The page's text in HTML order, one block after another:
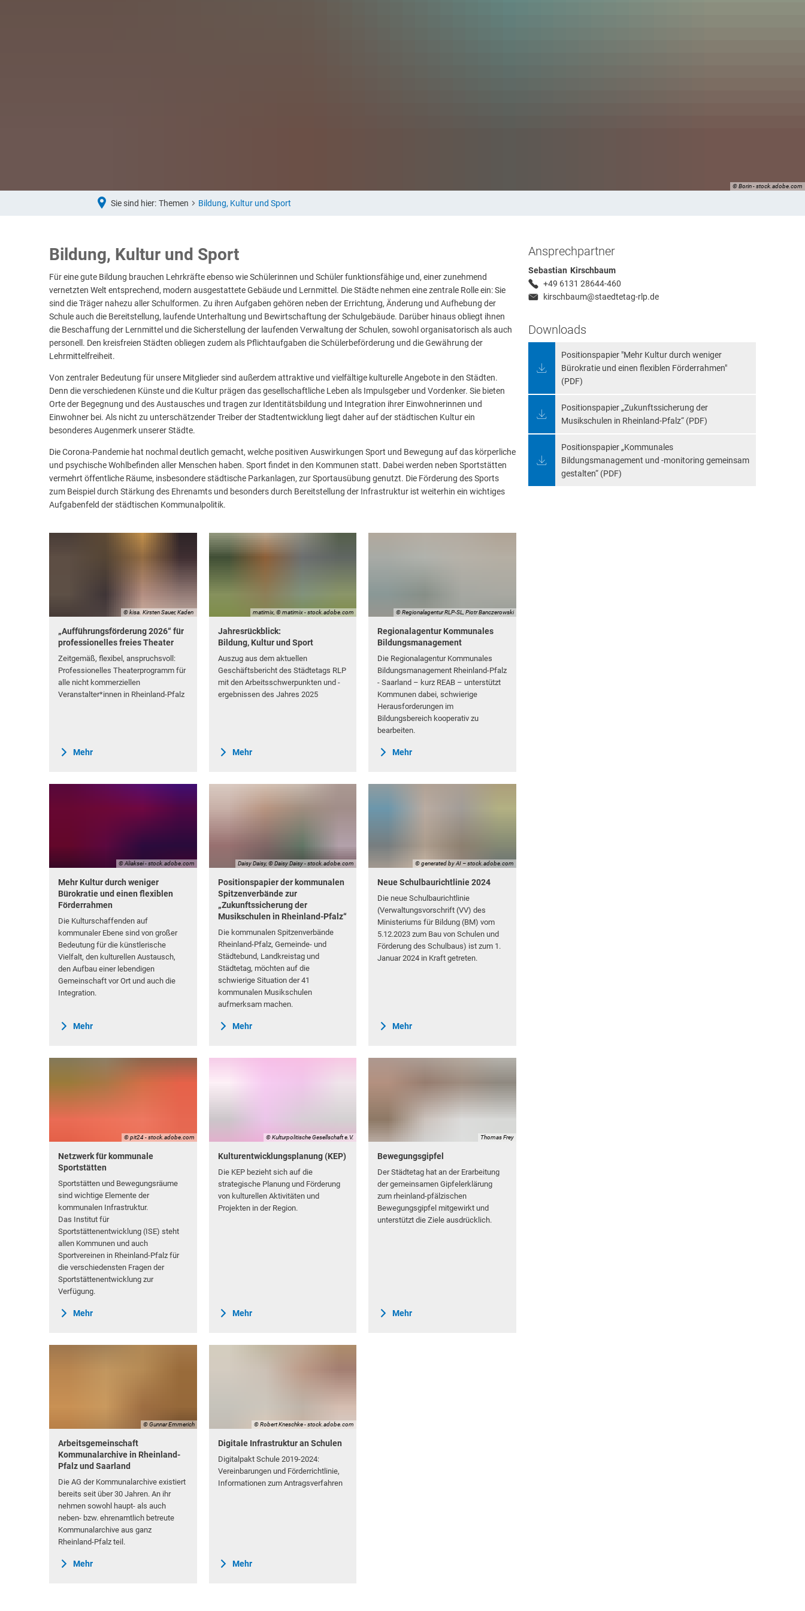
Inneres und Kommunalrecht
Positionen
© Borin - stock.adobe.com
Sie sind hier: Themen Bildung, Kultur und Sport
Bildung,Bildung, Kultur und Sport
Für eine gute Bildung brauchen Lehrkräfte ebenso wie Schülerinnen und Schüler funktionsfähige und, einer zunehmend
vernetzten Welt entsprechend, modern ausgestattete Gebäude und Lernmittel. Die Städte nehmen eine zentrale Rolle ein: Sie
sind die Träger nahezu aller Schulformen. Zu ihren Aufgaben gehören neben der Errichtung, Änderung und Aufhebung der
Schule auch die Bereitstellung, laufende Unterhaltung und Bewirtschaftung der Schulgebäude. Darüber hinaus obliegt ihnen
die Beschaffung der Lernmittel und die Sicherstellung der laufenden Verwaltung der Schulen, sowohl organisatorisch als auch
personell. Den kreisfreien Städten obliegen zudem als Pflichtaufgaben die Schülerbeförderung und die Gewährung der
Lehrmittelfreiheit.
Von zentraler Bedeutung für unsere Mitglieder sind außerdem attraktive und vielfältige kulturelle Angebote in den Städten.
Denn die verschiedenen Künste und die Kultur prägen das gesellschaftliche Leben als Impulsgeber und Vordenker. Sie bieten
Orte der Begegnung und des Austausches und tragen zur Identitätsbildung und Integration ihrer Einwohnerinnen und
Einwohner bei. Als nicht zu unterschätzender Treiber der Stadtentwicklung liegt daher auf der städtischen Kultur ein
besonderes Augenmerk unserer Städte.
Die Corona-Pandemie hat nochmal deutlich gemacht, welche positiven Auswirkungen Sport und Bewegung auf das körperliche
und psychische Wohlbefinden aller Menschen haben. Sport findet in den Kommunen statt. Dabei werden neben Sportstätten
vermehrt öffentliche Räume, insbesondere städtische Parkanlagen, zur Sportausübung genutzt. Die Förderung des Sports
zum Beispiel durch Stärkung des Ehrenamts und besonders durch Bereitstellung der Infrastruktur ist weiterhin ein wichtiges
Aufgabenfeld der städtischen Kommunalpolitik.
© kisa. Kirsten Sauer, Kaden
„Aufführungsförderung 2026“ für
professionelles freies Theater
Zeitgemäß, flexibel, anspruchsvoll:
Professionelles Theaterprogramm für
alle nicht kommerziellen
Veranstalter*innen in Rheinland-Pfalz
Mehr
matimix, © matimix - stock.adobe.com
Jahresrückblick:
Bildung, Kultur und Sport
Auszug aus dem aktuellen
Geschäftsbericht des Städtetags RLP
mit den Arbeitsschwerpunkten und -
ergebnissen des Jahres 2025
Mehr
© Regionalagentur RLP-SL, Piotr Banczerowski
Regionalagentur Kommunales
Bildungsmanagement
Die Regionalagentur Kommunales
Bildungsmanagement Rheinland-Pfalz
- Saarland – kurz REAB – unterstützt
Kommunen dabei, schwierige
Herausforderungen im
Bildungsbereich kooperativ zu
bearbeiten.
Mehr
© Aliaksei - stock.adobe.com
Mehr Kultur durch weniger
Bürokratie und einen flexiblen
Förderrahmen
Die Kulturschaffenden auf
kommunaler Ebene sind von großer
Bedeutung für die künstlerische
Vielfalt, den kulturellen Austausch,
den Aufbau einer lebendigen
Gemeinschaft vor Ort und auch die
Integration.
Mehr
Daisy Daisy, © Daisy Daisy - stock.adobe.com
Positionspapier der kommunalen
Spitzenverbände zur
„Zukunftssicherung der
Musikschulen in Rheinland-Pfalz“
Die kommunalen Spitzenverbände
Rheinland-Pfalz, Gemeinde- und
Städtebund, Landkreistag und
Städtetag, möchten auf die
schwierige Situation der 41
kommunalen Musikschulen
aufmerksam machen.
Mehr
© generated by AI – stock.adobe.com
Neue Schulbaurichtlinie 2024
Die neue Schulbaurichtlinie
(Verwaltungsvorschrift (VV) des
Ministeriums für Bildung (BM) vom
5.12.2023 zum Bau von Schulen und
Förderung des Schulbaus) ist zum 1.
Januar 2024 in Kraft getreten.
Mehr
© pit24 - stock.adobe.com
Netzwerk für kommunale
Sportstätten
Sportstätten und Bewegungsräume
sind wichtige Elemente der
kommunalen Infrastruktur.
Das Institut für
Sportstättenentwicklung (ISE) steht
allen Kommunen und auch
Sportvereinen in Rheinland-Pfalz für
die verschiedensten Fragen der
Sportstättenentwicklung zur
Verfügung.
Mehr
© Kulturpolitische Gesellschaft e.V.
Kulturentwicklungsplanung (KEP)
Die KEP bezieht sich auf die
strategische Planung und Förderung
von kulturellen Aktivitäten und
Projekten in der Region.
Mehr
Thomas Frey
Bewegungsgipfel
Der Städtetag hat an der Erarbeitung
der gemeinsamen Gipfelerklärung
zum rheinland-pfälzischen
Bewegungsgipfel mitgewirkt und
unterstützt die Ziele ausdrücklich.
Mehr
© Gunnar Emmerich
Arbeitsgemeinschaft
Kommunalarchive in Rheinland-
Pfalz und Saarland
Die AG der Kommunalarchive existiert
bereits seit über 30 Jahren. An ihr
nehmen sowohl haupt- als auch
neben- bzw. ehrenamtlich betreute
Kommunalarchive aus ganz
Rheinland-Pfalz teil.
Mehr
© Robert Kneschke - stock.adobe.com
Digitale Infrastruktur an Schulen
Digitalpakt Schule 2019-2024:
Vereinbarungen und Förderrichtlinie,
Informationen zum Antragsverfahren
Mehr
Ansprechpartner
Sebastian Kirschbaum
+49 6131 28644-460
kirschbaum@staedtetag-rlp.de
Downloads
Positionspapier "Mehr Kultur durch weniger
Bürokratie und einen flexiblen Förderrahmen"
(PDF)
Positionspapier „Zukunftssicherung der
Musikschulen in Rheinland-Pfalz“ (PDF)
Positionspapier „Kommunales
Bildungsmanagement und -monitoring gemeinsam
gestalten“ (PDF)